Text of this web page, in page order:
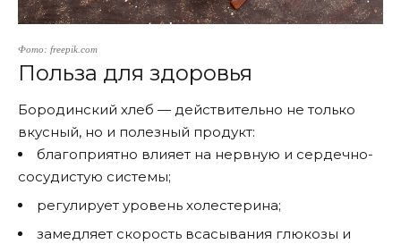
Фото: freepik.com
Польза для здоровья
Бородинский хлеб — действительно не только
вкусный, но и полезный продукт:
благоприятно влияет на нервную и сердечно-
сосудистую системы;
регулирует уровень холестерина;
замедляет скорость всасывания глюкозы и